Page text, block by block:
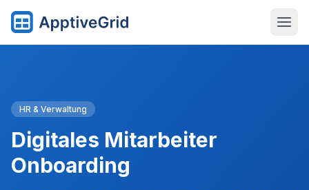
HR & Verwaltung
Digitales Mitarbeiter
Onboarding